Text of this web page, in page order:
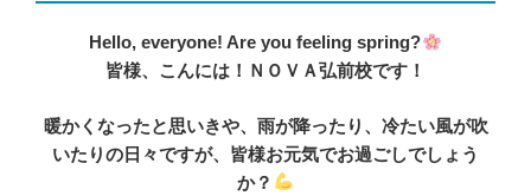
Hello, everyone! Are you feeling spring?
皆様、こんには！ＮＯＶＡ弘前校です！
暖かくなったと思いきや、雨が降ったり、冷たい風が吹
いたりの日々ですが、皆様お元気でお過ごしでしょう
か？